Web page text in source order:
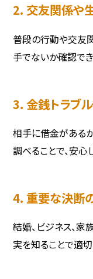
2. 交友関係や
普段の行動や交友
手でないか確認でき
3. 金銭トラブ
相手に借金がある
調べることで、安心
4. 重要な決断
結婚、ビジネス、家
実を知ることで適